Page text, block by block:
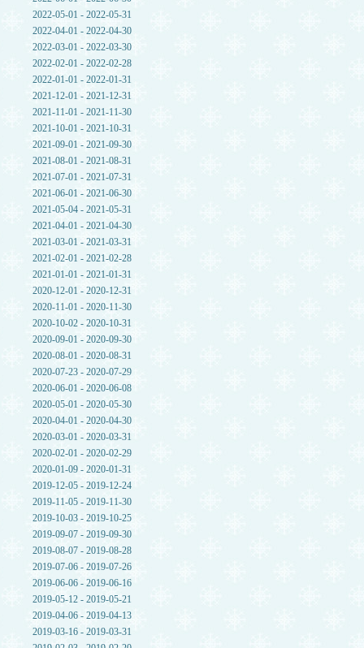
2022-05-01 - 2022-05-31
2022-04-01 - 2022-04-30
2022-03-01 - 2022-03-30
2022-02-01 - 2022-02-28
2022-01-01 - 2022-01-31
2021-12-01 - 2021-12-31
2021-11-01 - 2021-11-30
2021-10-01 - 2021-10-31
2021-09-01 - 2021-09-30
2021-08-01 - 2021-08-31
2021-07-01 - 2021-07-31
2021-06-01 - 2021-06-30
2021-05-04 - 2021-05-31
2021-04-01 - 2021-04-30
2021-03-01 - 2021-03-31
2021-02-01 - 2021-02-28
2021-01-01 - 2021-01-31
2020-12-01 - 2020-12-31
2020-11-01 - 2020-11-30
2020-10-02 - 2020-10-31
2020-09-01 - 2020-09-30
2020-08-01 - 2020-08-31
2020-07-23 - 2020-07-29
2020-06-01 - 2020-06-08
2020-05-01 - 2020-05-30
2020-04-01 - 2020-04-30
2020-03-01 - 2020-03-31
2020-02-01 - 2020-02-29
2020-01-09 - 2020-01-31
2019-12-05 - 2019-12-24
2019-11-05 - 2019-11-30
2019-10-03 - 2019-10-25
2019-09-07 - 2019-09-30
2019-08-07 - 2019-08-28
2019-07-06 - 2019-07-26
2019-06-06 - 2019-06-16
2019-05-12 - 2019-05-21
2019-04-06 - 2019-04-13
2019-03-16 - 2019-03-31